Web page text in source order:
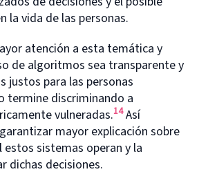
la vida de las personas.
atención a esta temática y
de algoritmos sea transparente y
justos para las personas
termine discriminando a
vulneradas.14Así
mayor explicación sobre
estos sistemas operan y la
dichas decisiones.